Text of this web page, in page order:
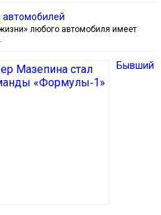
автомобилей
любого автомобиля имеет
Бывший